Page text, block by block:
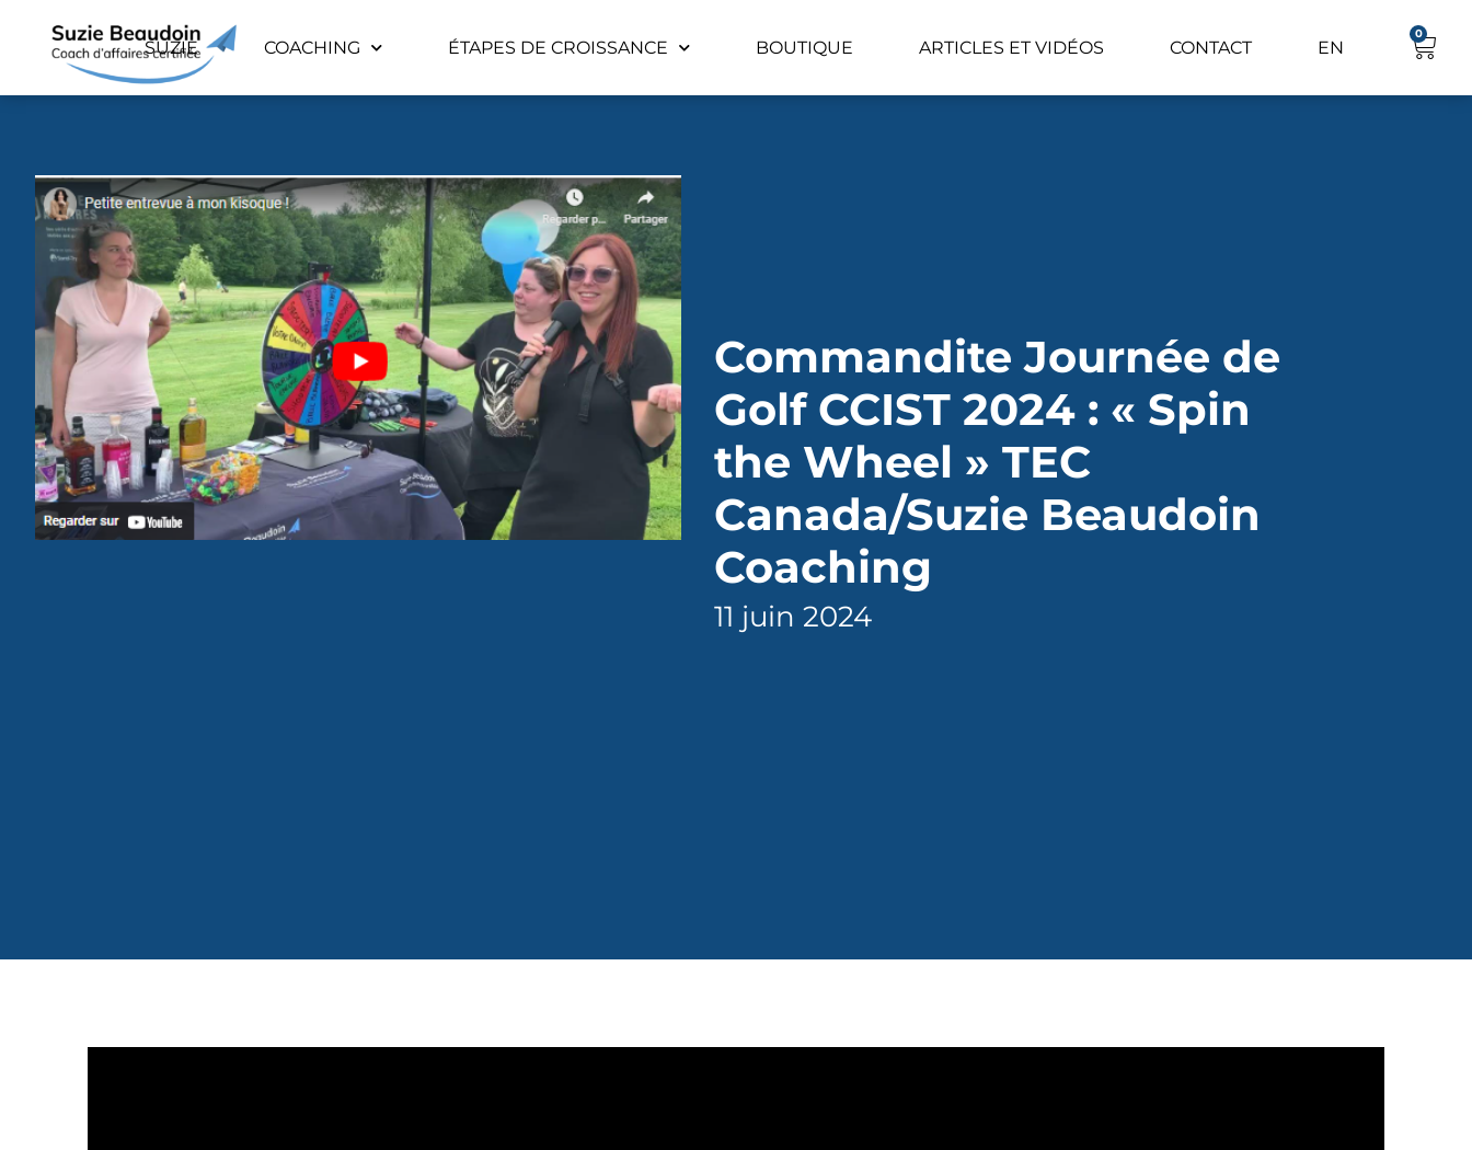
SUZIE COACHING ÉTAPES DE CROISSANCE BOUTIQUE ARTICLES ET VIDÉOS CONTACT EN
0
Commandite Journée de
Golf CCIST 2024 : « Spin
the Wheel » TEC
Canada/Suzie Beaudoin
Coaching
11 juin 2024